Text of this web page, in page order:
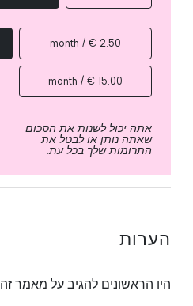
2.50 € / month
15.00 € / month
אתה יכול לשנות את הסכום
שאתה נותן או לבטל את
התרומות שלך בכל עת.
הערות
היו הראשונים להגיב על מאמר זה